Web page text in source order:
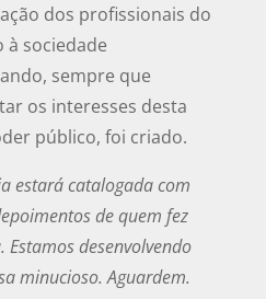
dos profissionais do
sociedade
sempre que
os interesses desta
público, foi criado.
estará catalogada com
de quem fez
desenvolvendo
minucioso. Aguardem.